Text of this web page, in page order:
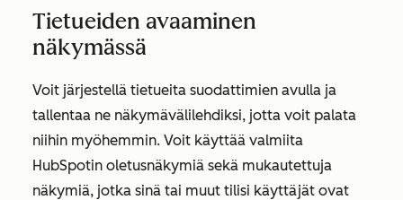
Tietueiden avaaminen
näkymässä
Voit järjestellä tietueita suodattimien avulla ja
tallentaa ne näkymävälilehdiksi, jotta voit palata
niihin myöhemmin. Voit käyttää valmiita
HubSpotin oletusnäkymiä sekä mukautettuja
näkymiä, jotka sinä tai muut tilisi käyttäjät ovat